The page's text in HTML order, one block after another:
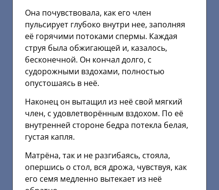
Она почувствовала, как его член
пульсирует глубоко внутри нее, заполняя
её горячими потоками спермы. Каждая
струя была обжигающей и, казалось,
бесконечной. Он кончал долго, с
судорожными вздохами, полностью
опустошаясь в неё.
Наконец он вытащил из неё свой мягкий
член, с удовлетворённым вздохом. По её
внутренней стороне бедра потекла белая,
густая капля.
Матрёна, так и не разгибаясь, стояла,
опершись о стол, вся дрожа, чувствуя, как
его семя медленно вытекает из неё